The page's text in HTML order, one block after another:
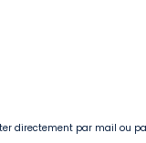
directement par mail ou